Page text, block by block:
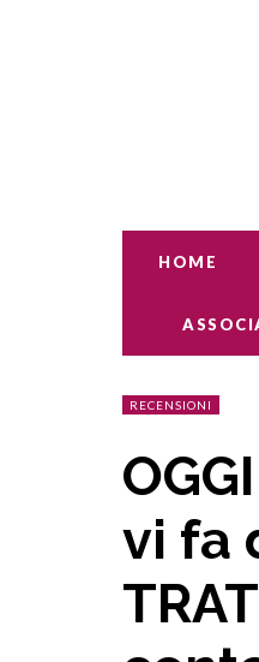
HOME
RECENSIONI
vi fa